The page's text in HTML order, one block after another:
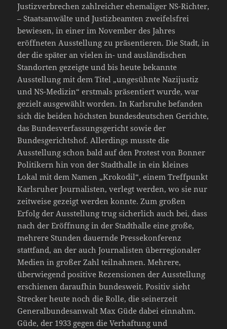
Justizverbrechen zahlreicher ehemaliger NS-Richter,
– Staatsanwälte und Justizbeamten zweifelsfrei
bewiesen, in einer im November des Jahres
eröffneten Ausstellung zu präsentieren. Die Stadt, in
der die später an vielen in- und ausländischen
Standorten gezeigte und bis heute bekannte
Ausstellung mit dem Titel „ungesühnte Nazijustiz
und NS-Medizin“ erstmals präsentiert wurde, war
gezielt ausgewählt worden. In Karlsruhe befanden
sich die beiden höchsten bundesdeutschen Gerichte,
das Bundesverfassungsgericht sowie der
Bundesgerichtshof. Allerdings musste die
Ausstellung schon bald auf den Protest von Bonner
Politikern hin von der Stadthalle in ein kleines
Lokal mit dem Namen „Krokodil“, einem Treffpunkt
Karlsruher Journalisten, verlegt werden, wo sie nur
zeitweise gezeigt werden konnte. Zum großen
Erfolg der Ausstellung trug sicherlich auch bei, dass
nach der Eröffnung in der Stadthalle eine große,
mehrere Stunden dauernde Pressekonferenz
stattfand, an der auch Journalisten überregionaler
Medien in großer Zahl teilnahmen. Mehrere,
überwiegend positive Rezensionen der Ausstellung
erschienen daraufhin bundesweit. Positiv sieht
Strecker heute noch die Rolle, die seinerzeit
Generalbundesanwalt Max Güde dabei einnahm.
Güde, der 1933 gegen die Verhaftung und